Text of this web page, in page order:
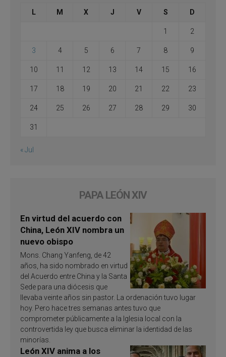
L M X J V S D
1 2
3 4 5 6 7 8 9
10 11 12 13 14 15 16
17 18 19 20 21 22 23
24 25 26 27 28 29 30
31
« Jul
PAPA LEÓN XIV
En virtud del acuerdo con
China, León XIV nombra un
nuevo obispo
Mons. Chang Yanfeng, de 42
años, ha sido nombrado en virtud
del Acuerdo entre China y la Santa
Sede para una diócesis que
llevaba veinte años sin pastor. La ordenación tuvo lugar
hoy. Pero hace tres semanas antes tuvo que
comprometer públicamente a la Iglesia local con la
controvertida ley que busca eliminar la identidad de las
minorías.
León XIV anima a los